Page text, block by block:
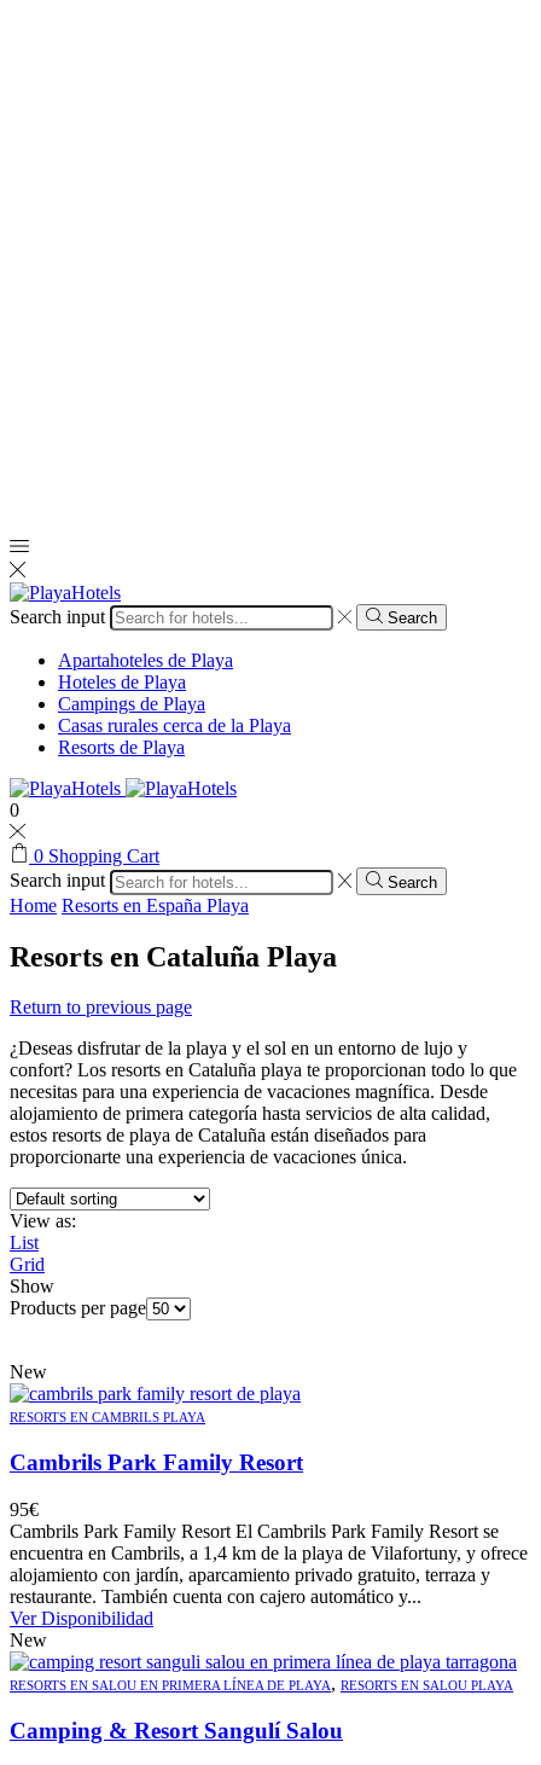
Search input Search
Apartahoteles de Playa
Hoteles de Playa
Campings de Playa
Casas rurales cerca de la Playa
Resorts de Playa
0
0 Shopping Cart
Search input
Search
Home Resorts en España Playa
Resorts en Cataluña Playa
Return to previous page
¿Deseas disfrutar de la playa y el sol en un entorno de lujo y
confort? Los resorts en Cataluña playa te proporcionan todo lo que
necesitas para una experiencia de vacaciones magnífica. Desde
alojamiento de primera categoría hasta servicios de alta calidad,
estos resorts de playa de Cataluña están diseñados para
proporcionarte una experiencia de vacaciones única.
View as:
List
Grid
Show
Products per page
New
RESORTS EN CAMBRILS PLAYA
Cambrils Park Family Resort
95€
Cambrils Park Family Resort El Cambrils Park Family Resort se
encuentra en Cambrils, a 1,4 km de la playa de Vilafortuny, y ofrece
alojamiento con jardín, aparcamiento privado gratuito, terraza y
restaurante. También cuenta con cajero automático y...
Ver Disponibilidad
New
RESORTS EN SALOU EN PRIMERA LÍNEA DE PLAYA, RESORTS EN SALOU PLAYA
Camping & Resort Sangulí Salou